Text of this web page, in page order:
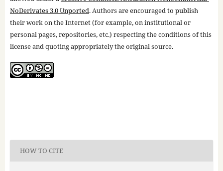
NoDerivates 3.0 Unported. Authors are encouraged to publish
their work on the Internet (for example, on institutional or
personal pages, repositories, etc.) respecting the conditions of this
license and quoting appropriately the original source.
HOW TO CITE